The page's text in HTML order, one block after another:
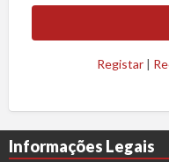
Registar |
Informações Legais